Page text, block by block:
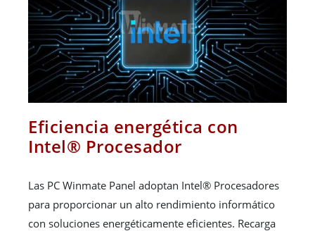
Eficiencia energética con
Intel® Procesador
Las PC Winmate Panel adoptan Intel® Procesadores
para proporcionar un alto rendimiento informático
con soluciones energéticamente eficientes. Recarga